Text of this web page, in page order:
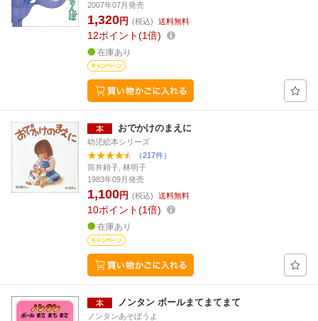
2007年07月発売
1,320円 (税込) 送料無料
12ポイント 1倍
在庫あり
おでかけのまえに
幼児絵本シリーズ
（217件）
筒井頼子, 林明子
1983年09月発売
1,100円 (税込) 送料無料
10ポイント 1倍
在庫あり
ノンタン ボールまてまてまて
ノンタンあそぼうよ